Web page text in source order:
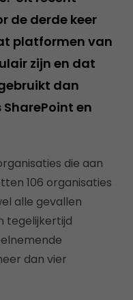
de derde keer
platformen van
zijn en dat
dan
en
die aan
106 organisaties
alle gevallen
tegelijkertijd
dan vier